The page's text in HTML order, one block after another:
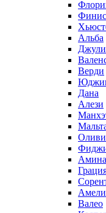
Альба
Верди
Дана
Алези
Амина
Валео